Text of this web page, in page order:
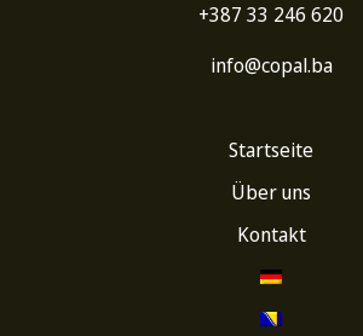
+387 33 246 620
info@copal.ba
Startseite
Über uns
Kontakt